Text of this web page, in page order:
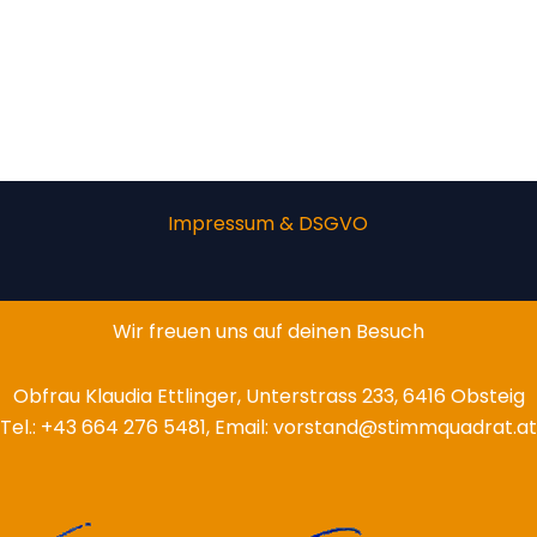
Impressum & DSGVO
Wir freuen uns auf deinen Besuch
Obfrau Klaudia Ettlinger, Unterstrass 233, 6416 Obsteig
Tel.: +43 664 276 5481, Email: vorstand@stimmquadrat.at